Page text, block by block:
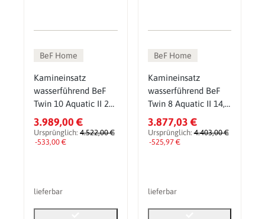
BeF Home
Kamineinsatz
wasserführend BeF
Twin 10 Aquatic II 20
kW
3.989,00 €
Ursprünglich: 4.522,00 €
-533,00 €
lieferbar
BeF Home
Kamineinsatz
wasserführend BeF
Twin 8 Aquatic II 14,5
kW
3.877,03 €
Ursprünglich:4.403,00 €
-525,97 €
lieferbar